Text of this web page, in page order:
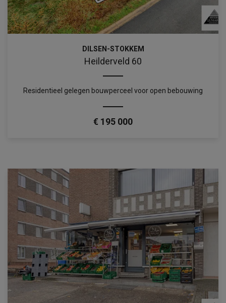
DILSEN-STOKKEM
Heilderveld 60
Residentieel gelegen bouwperceel voor open bebouwing
€ 195 000